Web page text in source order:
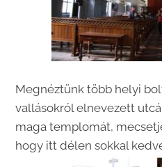
Megnéztünk több helyi
vallásokról elnevezett
maga templomát,
hogy itt délen sokkal